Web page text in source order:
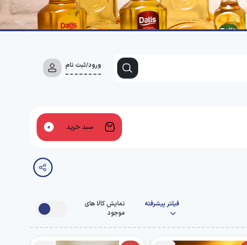
ورود/ثبت نام
سبد خرید 0
فیلتر پیشرفته
نمایش کالا های
موجود